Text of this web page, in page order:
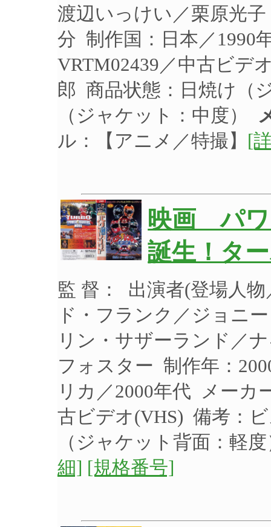
渡辺いっけい／栗原光
分 制作国：日本／1990
VRTM02439／中古ビデ
郎 商品状態：日焼け（
（ジャケット：中度）
ル：【アニメ／特撮】 [
映画 パ
誕生！タ
監 督： 出演者(登場人
ド・フランク／ジョニ
リン・サザーランド／
フォスター 制作年：
リカ／2000年代 メーカ
古ビデオ(VHS) 備考：
（ジャケット背面：軽
細] [規格番号]